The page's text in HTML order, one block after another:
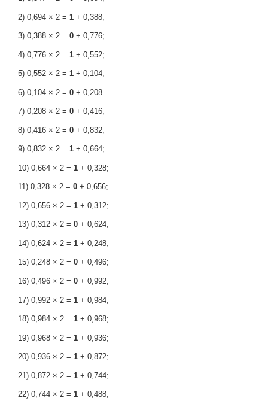
2) 0,694 × 2 = 1 + 0,388;
3) 0,388 × 2 = 0 + 0,776;
4) 0,776 × 2 = 1 + 0,552;
5) 0,552 × 2 = 1 + 0,104;
6) 0,104 × 2 = 0 + 0,208
7) 0,208 × 2 = 0 + 0,416;
8) 0,416 × 2 = 0 + 0,832;
9) 0,832 × 2 = 1 + 0,664;
10) 0,664 × 2 = 1 + 0,328;
11) 0,328 × 2 = 0 + 0,656;
12) 0,656 × 2 = 1 + 0,312;
13) 0,312 × 2 = 0 + 0,624;
14) 0,624 × 2 = 1 + 0,248;
15) 0,248 × 2 = 0 + 0,496;
16) 0,496 × 2 = 0 + 0,992;
17) 0,992 × 2 = 1 + 0,984;
18) 0,984 × 2 = 1 + 0,968;
19) 0,968 × 2 = 1 + 0,936;
20) 0,936 × 2 = 1 + 0,872;
21) 0,872 × 2 = 1 + 0,744;
22) 0,744 × 2 = 1 + 0,488;